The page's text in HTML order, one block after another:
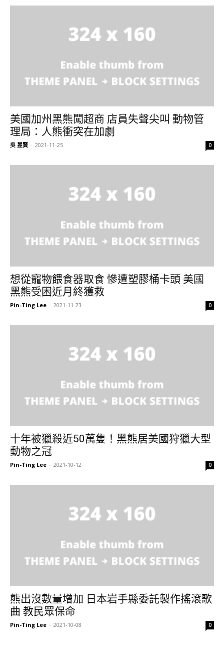
美國加州黑熊闖超商 店員失聲尖叫 動物管
理局：人熊衝突在加劇
吳 昱賢 - 2021-11-25 0
想從寵物餵食器取食 慘遭塑膠桶卡頭 美國
黑熊受困近月終獲救
Pin-Ting Lee - 2021-11-23 0
十年被獵殺近50萬隻！黑熊居美國狩獵大型
動物之冠
Pin-Ting Lee - 2021-10-12 0
熊出沒數量增加 日本岩手縣委託製作搖滾歌
曲 教民眾保命
Pin-Ting Lee - 2021-10-08 0